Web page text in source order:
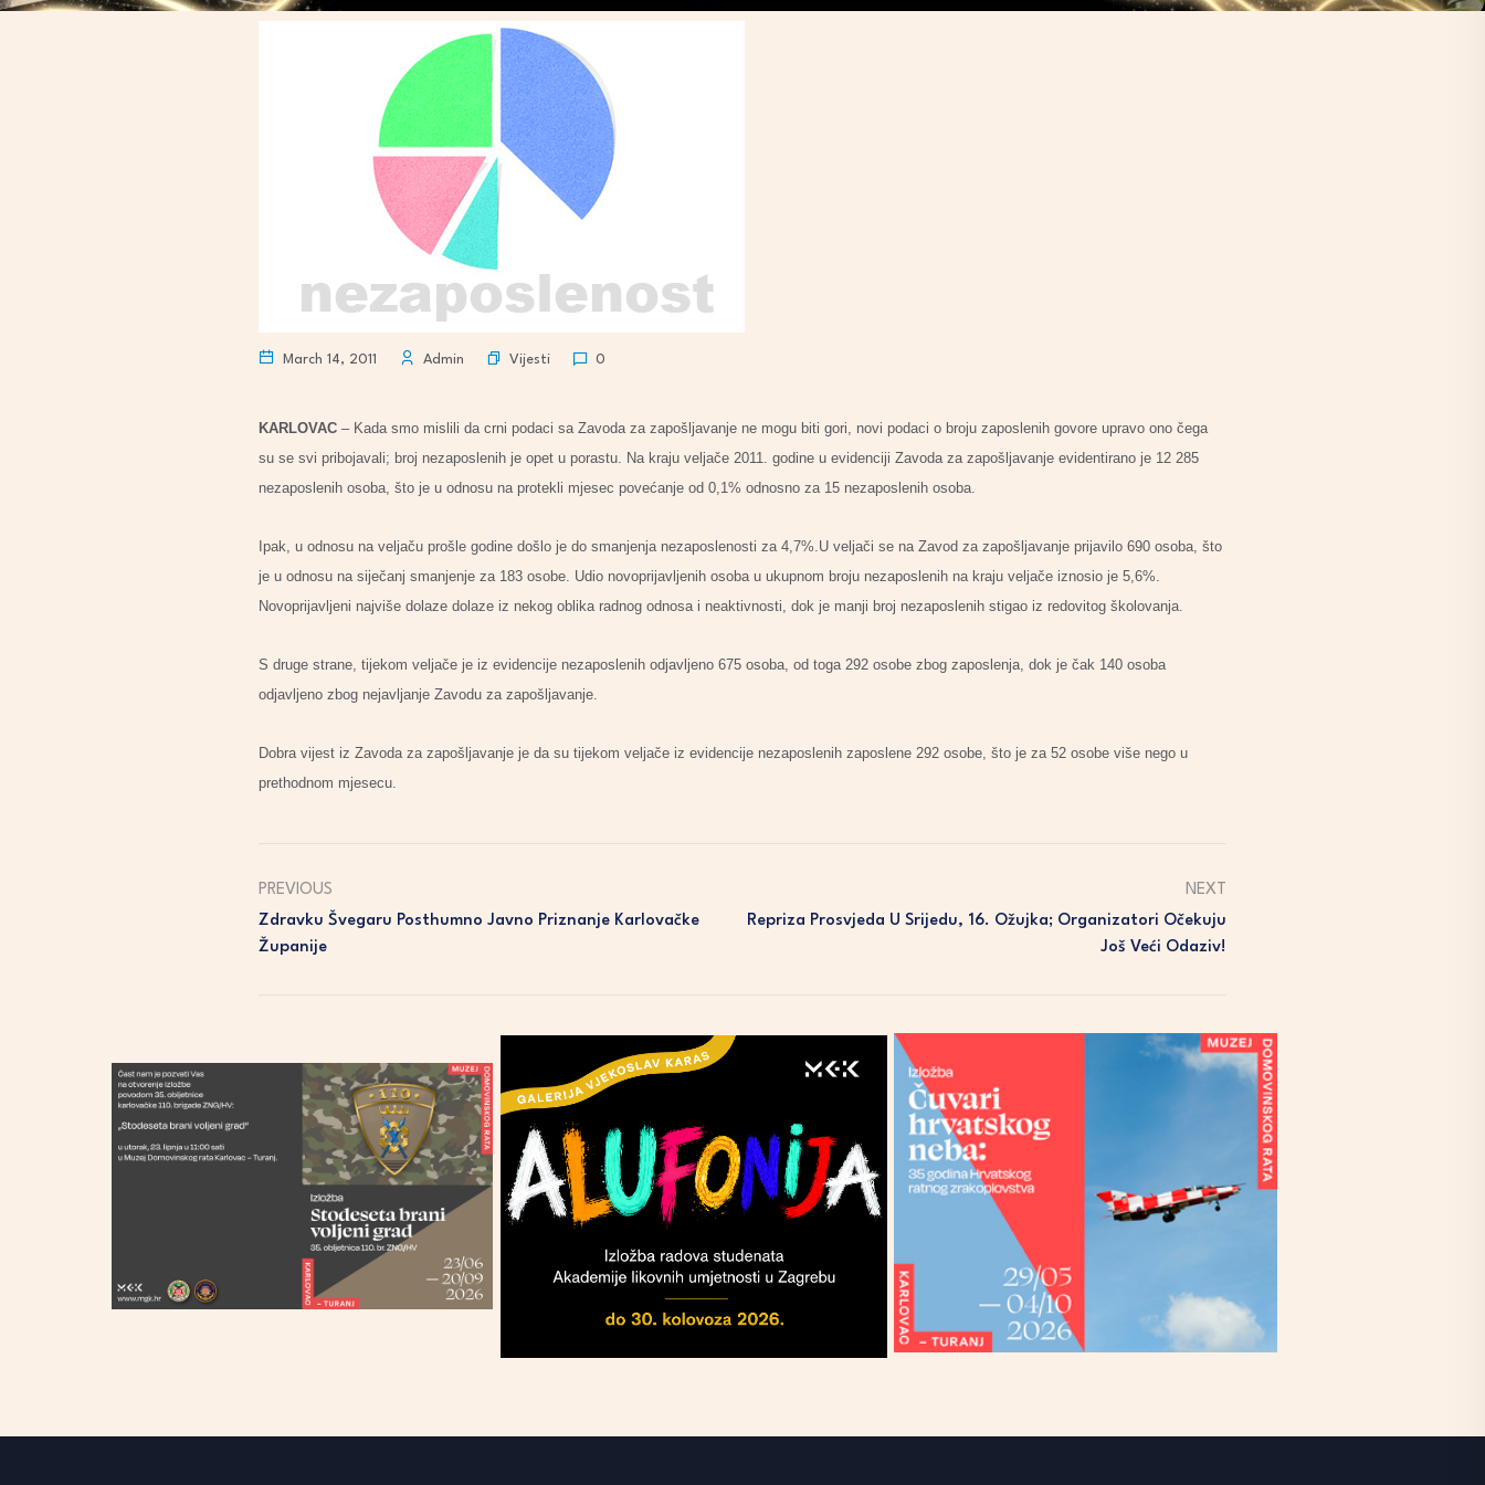
March 14, 2011 Admin Vijesti 0
KARLOVAC – Kada smo mislili da crni podaci sa Zavoda za zapošljavanje ne mogu biti gori, novi podaci o broju zaposlenih govore upravo ono čega
su se svi pribojavali; broj nezaposlenih je opet u porastu. Na kraju veljače 2011. godine u evidenciji Zavoda za zapošljavanje evidentirano je 12 285
nezaposlenih osoba, što je u odnosu na protekli mjesec povećanje od 0,1% odnosno za 15 nezaposlenih osoba.
Ipak, u odnosu na veljaču prošle godine došlo je do smanjenja nezaposlenosti za 4,7%.U veljači se na Zavod za zapošljavanje prijavilo 690 osoba, što
je u odnosu na siječanj smanjenje za 183 osobe. Udio novoprijavljenih osoba u ukupnom broju nezaposlenih na kraju veljače iznosio je 5,6%.
Novoprijavljeni najviše dolaze dolaze iz nekog oblika radnog odnosa i neaktivnosti, dok je manji broj nezaposlenih stigao iz redovitog školovanja.
S druge strane, tijekom veljače je iz evidencije nezaposlenih odjavljeno 675 osoba, od toga 292 osobe zbog zaposlenja, dok je čak 140 osoba
odjavljeno zbog nejavljanje Zavodu za zapošljavanje.
Dobra vijest iz Zavoda za zapošljavanje je da su tijekom veljače iz evidencije nezaposlenih zaposlene 292 osobe, što je za 52 osobe više nego u
prethodnom mjesecu.
PREVIOUS
Zdravku Švegaru Posthumno Javno Priznanje Karlovačke
Županije
NEXT
Repriza Prosvjeda U Srijedu, 16. Ožujka; Organizatori Očekuju
Još Veći Odaziv!